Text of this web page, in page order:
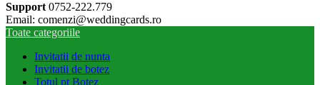
Support 0752-222.779
Email: comenzi@weddingcards.ro
Toate categoriile
Invitatii de nunta
Invitatii de botez
Totul pt Botez